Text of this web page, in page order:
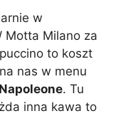
w
Motta Milano za
to koszt
nas w menu
. Tu
inna kawa to